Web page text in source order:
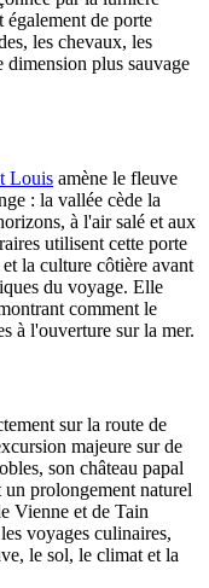
de porte
les chevaux, les
dimension plus sauvage
Louis amène le fleuve
: la vallée cède la
à l'air salé et aux
utilisent cette porte
la culture côtière avant
du voyage. Elle
comment le
à l'ouverture sur la mer.
sur la route de
majeure sur de
son château papal
un prolongement naturel
Vienne et de Tain
voyages culinaires,
le sol, le climat et la